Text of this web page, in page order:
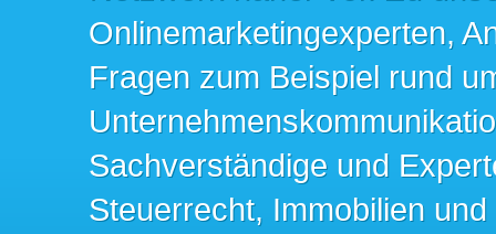
Onlinemarketingexperten,
Fragen zum Beispiel rund
Sachverständige und
Steuerrecht, Immobilien